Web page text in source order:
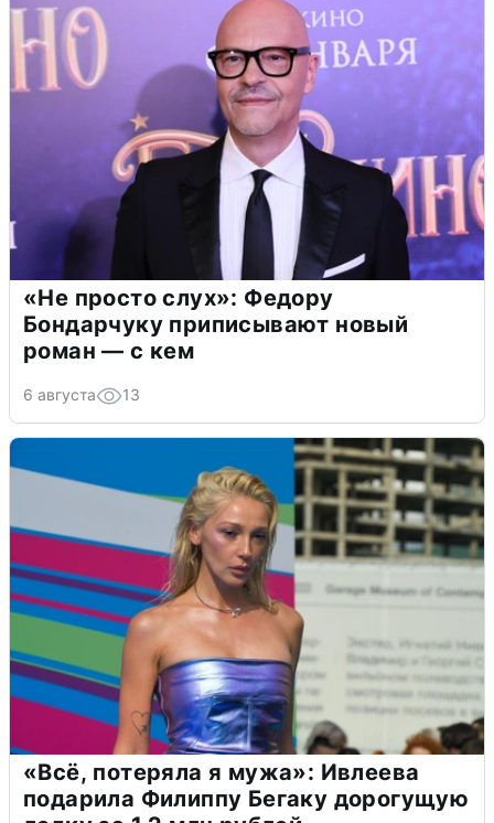
«Не просто слух»: Федору
Бондарчуку приписывают новый
роман — с кем
6 августа 13
«Всё, потеряла я мужа»: Ивлеева
подарила Филиппу Бегаку дорогущую